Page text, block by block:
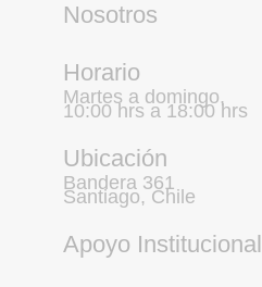
Nosotros
Horario
Martes a domingo,
10:00 hrs a 18:00 hrs
Ubicación
Bandera 361
Santiago, Chile
Apoyo Institucional